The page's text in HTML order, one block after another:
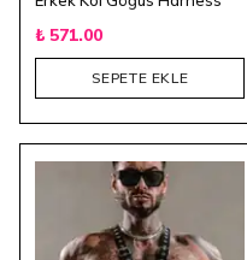
₺ 571.00
SEPETE EKLE